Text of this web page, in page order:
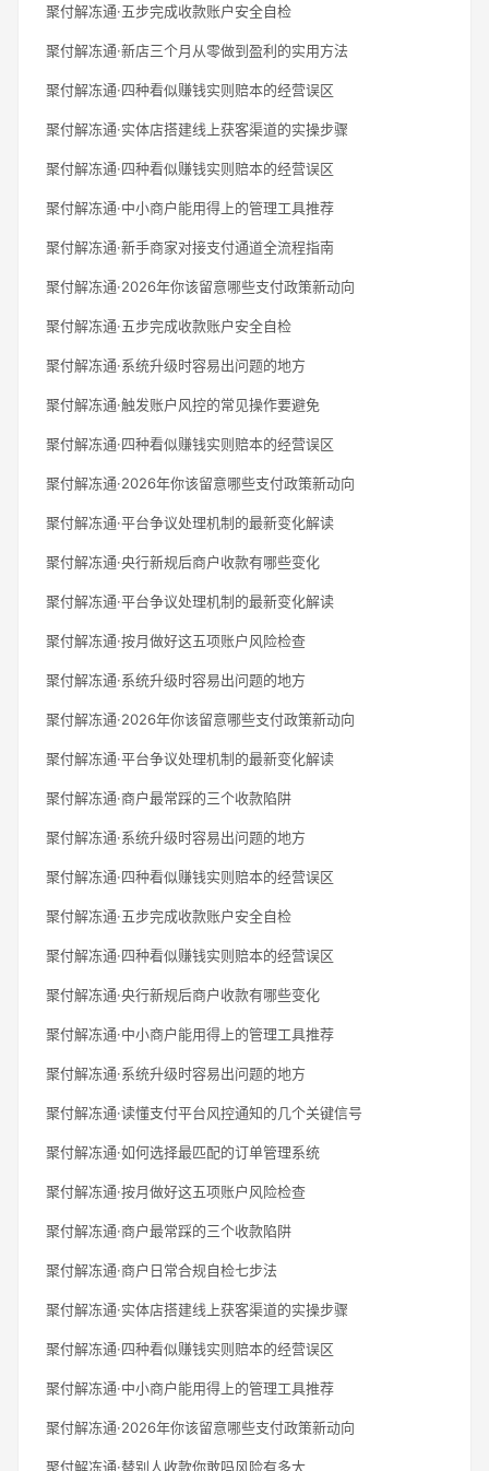
聚付解冻通·五步完成收款账户安全自检
聚付解冻通·新店三个月从零做到盈利的实用方法
聚付解冻通·四种看似赚钱实则赔本的经营误区
聚付解冻通·实体店搭建线上获客渠道的实操步骤
聚付解冻通·四种看似赚钱实则赔本的经营误区
聚付解冻通·中小商户能用得上的管理工具推荐
聚付解冻通·新手商家对接支付通道全流程指南
聚付解冻通·2026年你该留意哪些支付政策新动向
聚付解冻通·五步完成收款账户安全自检
聚付解冻通·系统升级时容易出问题的地方
聚付解冻通·触发账户风控的常见操作要避免
聚付解冻通·四种看似赚钱实则赔本的经营误区
聚付解冻通·2026年你该留意哪些支付政策新动向
聚付解冻通·平台争议处理机制的最新变化解读
聚付解冻通·央行新规后商户收款有哪些变化
聚付解冻通·平台争议处理机制的最新变化解读
聚付解冻通·按月做好这五项账户风险检查
聚付解冻通·系统升级时容易出问题的地方
聚付解冻通·2026年你该留意哪些支付政策新动向
聚付解冻通·平台争议处理机制的最新变化解读
聚付解冻通·商户最常踩的三个收款陷阱
聚付解冻通·系统升级时容易出问题的地方
聚付解冻通·四种看似赚钱实则赔本的经营误区
聚付解冻通·五步完成收款账户安全自检
聚付解冻通·四种看似赚钱实则赔本的经营误区
聚付解冻通·央行新规后商户收款有哪些变化
聚付解冻通·中小商户能用得上的管理工具推荐
聚付解冻通·系统升级时容易出问题的地方
聚付解冻通·读懂支付平台风控通知的几个关键信号
聚付解冻通·如何选择最匹配的订单管理系统
聚付解冻通·按月做好这五项账户风险检查
聚付解冻通·商户最常踩的三个收款陷阱
聚付解冻通·商户日常合规自检七步法
聚付解冻通·实体店搭建线上获客渠道的实操步骤
聚付解冻通·四种看似赚钱实则赔本的经营误区
聚付解冻通·中小商户能用得上的管理工具推荐
聚付解冻通·2026年你该留意哪些支付政策新动向
聚付解冻通·替别人收款你敢吗风险有多大